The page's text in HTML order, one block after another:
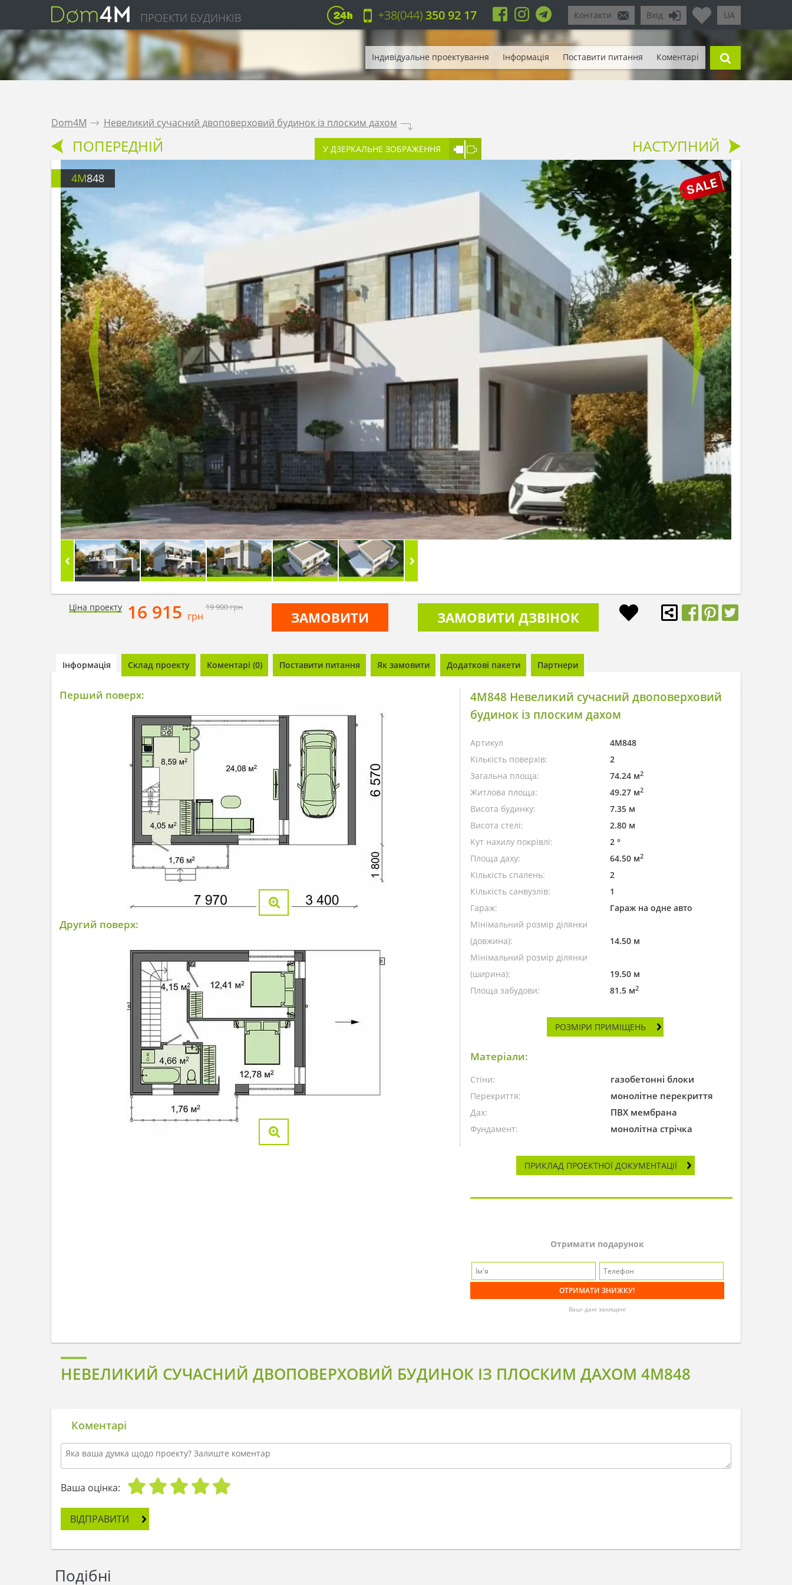
ПРОЕКТИ БУДИНКІВ UA
Вхід
Контакти
+38(044)350 92 17
Індивідуальне проектування Інформація Поставити питання Коментарі
Dom4M . Невеликий сучасний двоповерховий будинок із плоским дахом .
ПОПЕРЕДНІЙ У ДЗЕРКАЛЬНЕ ЗОБРАЖЕННЯ НАСТУПНИЙ
4M848
Ціна проекту 16 915 грн
19 900грн
ЗАМОВИТИ ЗАМОВИТИ ДЗВІНОК
Інформація Склад проекту Коментарі (0) Поставити питання Як замовити Додаткові пакети Партнери
Перший поверх:
Другий поверх:
4M848 Невеликий сучасний двоповерховий
будинок із плоским дахом
Артикул
4M848
Кількість поверхів:
2
Загальна площа:
74.24 м2
Житлова площа: 49.27 м2
Висота будинку:
7.35 м
Висота стелі:
2.80 м
Кут нахилу покрівлі:
2 °
Площа даху:
64.50 м2
Кількість спалень:
2
Кількість санвузлів:
1
Гараж:
Гараж на одне авто
Мінімальний розмір ділянки
(довжина):
14.50 м
Мінімальний розмір ділянки
(ширина):
19.50 м
Площа забудови:
81.5 м2
РОЗМІРИ ПРИМІЩЕНЬ
Матеріали:
Стіни: газобетонні блоки
Перекриття: монолітне перекриття
Дах: ПВХ мембрана
Фундамент: монолітна стрічка
ПРИКЛАД ПРОЕКТНОЇ ДОКУМЕНТАЦІЇ
Отримати подарунок
Ваші дані захищені
НЕВЕЛИКИЙ СУЧАСНИЙ ДВОПОВЕРХОВИЙ БУДИНОК ІЗ ПЛОСКИМ ДАХОМ 4M848
Коментарі
Ваша оцінка:
ВІДПРАВИТИ
Подібні